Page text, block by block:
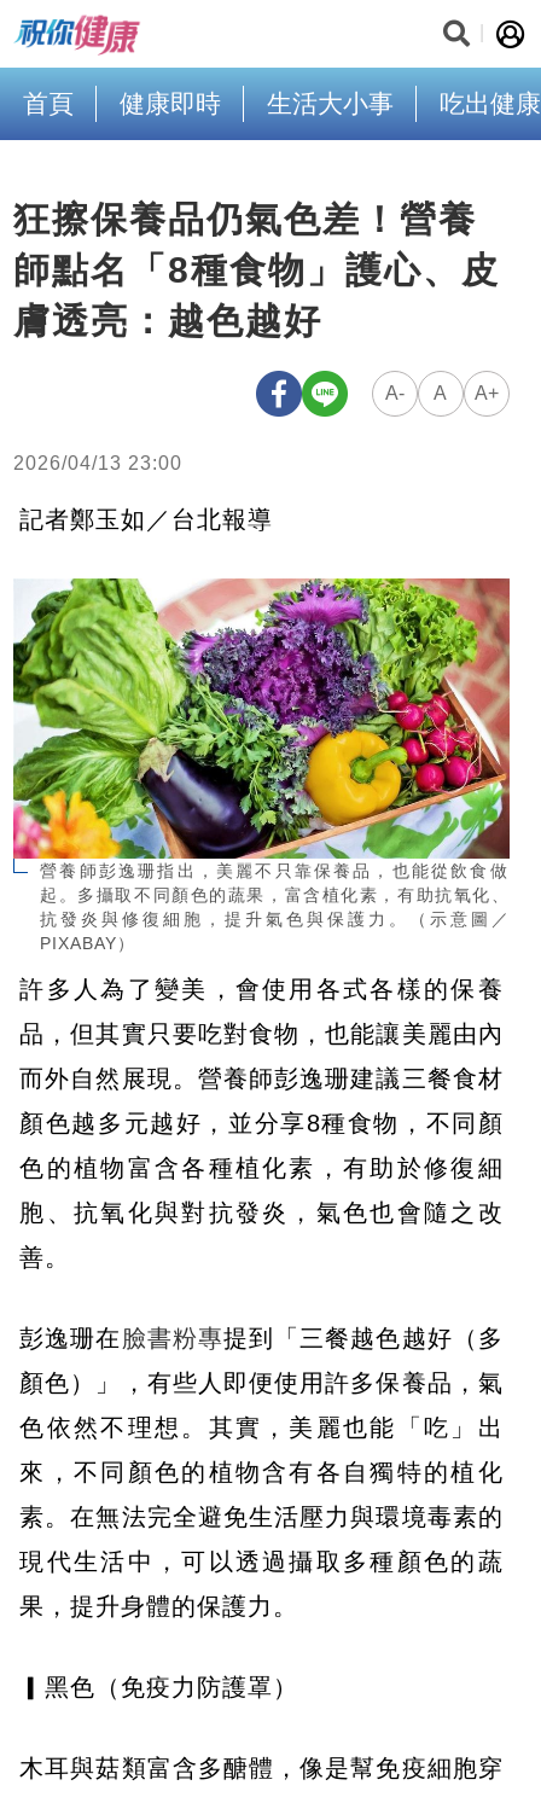
首頁 健康即時 生活大小事 吃出健康
狂擦保養品仍氣色差！營養
師點名「8種食物」護心、皮
膚透亮：越色越好
A- A A+
2026/04/13 23:00
記者鄭玉如／台北報導
營養師彭逸珊指出，美麗不只靠保養品，也能從飲食做
起。多攝取不同顏色的蔬果，富含植化素，有助抗氧化、
抗發炎與修復細胞，提升氣色與保護力。（示意圖／
PIXABAY）
許多人為了變美，會使用各式各樣的保養
品，但其實只要吃對食物，也能讓美麗由內
而外自然展現。營養師彭逸珊建議三餐食材
顏色越多元越好，並分享8種食物，不同顏
色的植物富含各種植化素，有助於修復細
胞、抗氧化與對抗發炎，氣色也會隨之改
善。
彭逸珊在 臉書粉專提到「三餐越色越好（多
顏色）」，有些人即便使用許多保養品，氣
色依然不理想。其實，美麗也能「吃」出
來，不同顏色的植物含有各自獨特的植化
素。在無法完全避免生活壓力與環境毒素的
現代生活中，可以透過攝取多種顏色的蔬
果，提升身體的保護力。
▎黑色（免疫力防護罩）
木耳與菇類富含多醣體，像是幫免疫細胞穿